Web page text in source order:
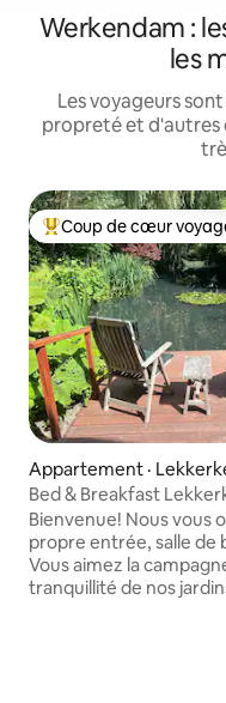
Werkendam :
les
Les voyageurs
propreté et d'autres
Coup de cœur
Coup de cœur
Appartement ·
Bed & Breakfast
Bienvenue! Nous vous
propre entrée, salle de
Vous aimez la
tranquillité de nos